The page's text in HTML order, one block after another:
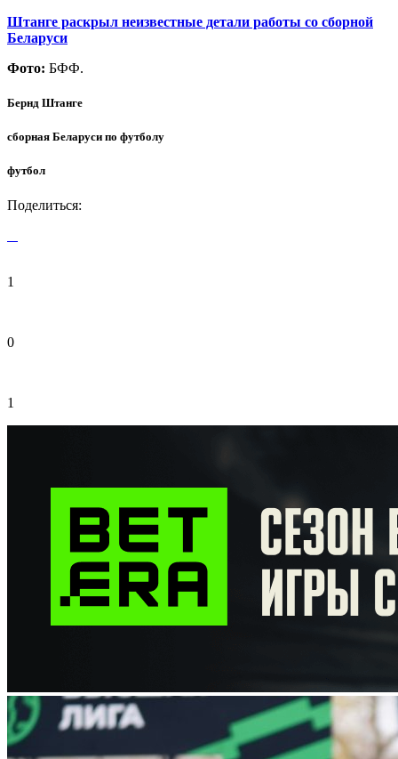
Штанге раскрыл неизвестные детали работы со сборной
Беларуси
Фото: БФФ.
Бернд Штанге
сборная Беларуси по футболу
футбол
Поделиться:
1
0
1